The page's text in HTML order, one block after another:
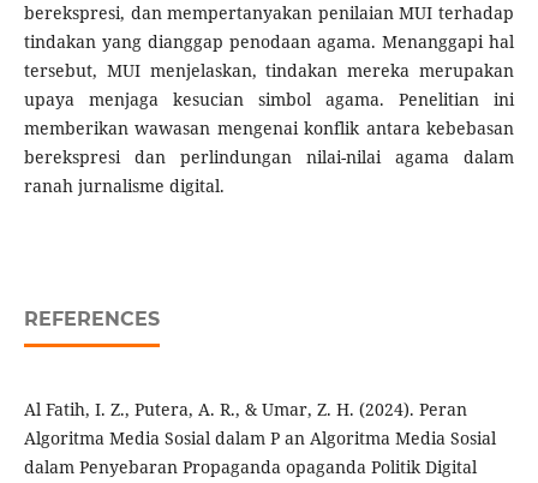
berekspresi, dan mempertanyakan penilaian MUI terhadap
tindakan yang dianggap penodaan agama. Menanggapi hal
tersebut, MUI menjelaskan, tindakan mereka merupakan
upaya menjaga kesucian simbol agama. Penelitian ini
memberikan wawasan mengenai konflik antara kebebasan
berekspresi dan perlindungan nilai-nilai agama dalam
ranah jurnalisme digital.
REFERENCES
Al Fatih, I. Z., Putera, A. R., & Umar, Z. H. (2024). Peran
Algoritma Media Sosial dalam P an Algoritma Media Sosial
dalam Penyebaran Propaganda opaganda Politik Digital